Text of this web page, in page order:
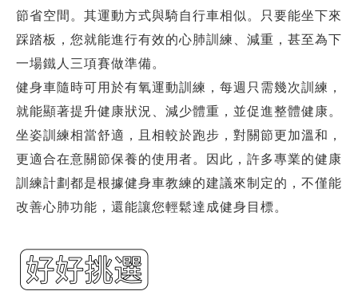
節省空間。其運動方式與騎自行車相似。只要能坐下來
踩踏板，您就能進行有效的心肺訓練、減重，甚至為下
一場鐵人三項賽做準備。
健身車隨時可用於有氧運動訓練，每週只需幾次訓練，
就能顯著提升健康狀況、減少體重，並促進整體健康。
坐姿訓練相當舒適，且相較於跑步，對關節更加溫和，
更適合在意關節保養的使用者。因此，許多專業的健康
訓練計劃都是根據健身車教練的建議來制定的，不僅能
改善心肺功能，還能讓您輕鬆達成健身目標。